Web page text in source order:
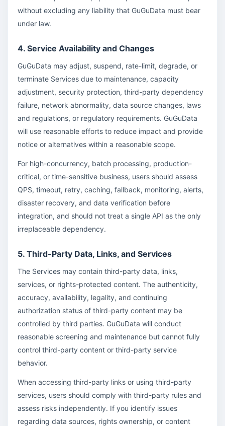
without excluding any liability that GuGuData must bear
under law.
4. Service Availability and Changes
GuGuData may adjust, suspend, rate-limit, degrade, or
terminate Services due to maintenance, capacity
adjustment, security protection, third-party dependency
failure, network abnormality, data source changes, laws
and regulations, or regulatory requirements. GuGuData
will use reasonable efforts to reduce impact and provide
notice or alternatives within a reasonable scope.
For high-concurrency, batch processing, production-
critical, or time-sensitive business, users should assess
QPS, timeout, retry, caching, fallback, monitoring, alerts,
disaster recovery, and data verification before
integration, and should not treat a single API as the only
irreplaceable dependency.
5. Third-Party Data, Links, and Services
The Services may contain third-party data, links,
services, or rights-protected content. The authenticity,
accuracy, availability, legality, and continuing
authorization status of third-party content may be
controlled by third parties. GuGuData will conduct
reasonable screening and maintenance but cannot fully
control third-party content or third-party service
behavior.
When accessing third-party links or using third-party
services, users should comply with third-party rules and
assess risks independently. If you identify issues
regarding data sources, rights ownership, or content